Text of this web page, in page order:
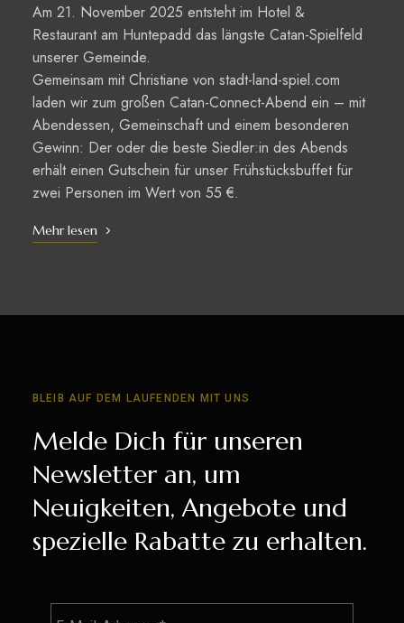
Am 21. November 2025 entsteht im Hotel &
Restaurant am Huntepadd das längste Catan-Spielfeld
unserer Gemeinde.
Gemeinsam mit Christiane von stadt-land-spiel.com
laden wir zum großen Catan-Connect-Abend ein – mit
Abendessen, Gemeinschaft und einem besonderen
Gewinn: Der oder die beste Siedler:in des Abends
erhält einen Gutschein für unser Frühstücksbuffet für
zwei Personen im Wert von 55 €.
Mehr lesen
BLEIB AUF DEM LAUFENDEN MIT UNS
Melde Dich für unseren
Newsletter an, um
Neuigkeiten, Angebote und
spezielle Rabatte zu erhalten.